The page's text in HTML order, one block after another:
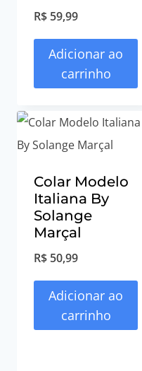
R$ 59,99
Adicionar ao
carrinho
Colar Modelo
Italiana By
Solange
Marçal
R$ 50,99
Adicionar ao
carrinho